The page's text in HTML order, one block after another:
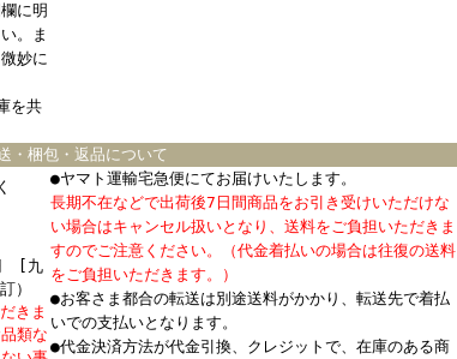
に明
。ま
妙に
を共
・梱包・返品について
[九
）
きま
類な
●ヤマト運輸宅急便にてお届けいたします。
長期不在などで出荷後7日間商品をお引き受けいただけな
い場合はキャンセル扱いとなり、送料をご負担いただきま
すのでご注意ください。（代金着払いの場合は往復の送料
をご負担いただきます。）
●お客さま都合の転送は別途送料がかかり、転送先で着払
いでの支払いとなります。
●代金決済方法が代金引換、クレジットで、在庫のある商